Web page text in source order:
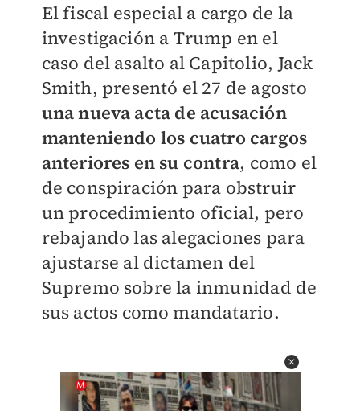
El fiscal especial a cargo de la
investigación a Trump en el
caso del asalto al Capitolio, Jack
Smith, presentó el 27 de agosto
una nueva acta de acusación
manteniendo los cuatro cargos
anteriores en su contra, como el
de conspiración para obstruir
un procedimiento oficial, pero
rebajando las alegaciones para
ajustarse al dictamen del
Supremo sobre la inmunidad de
sus actos como mandatario.